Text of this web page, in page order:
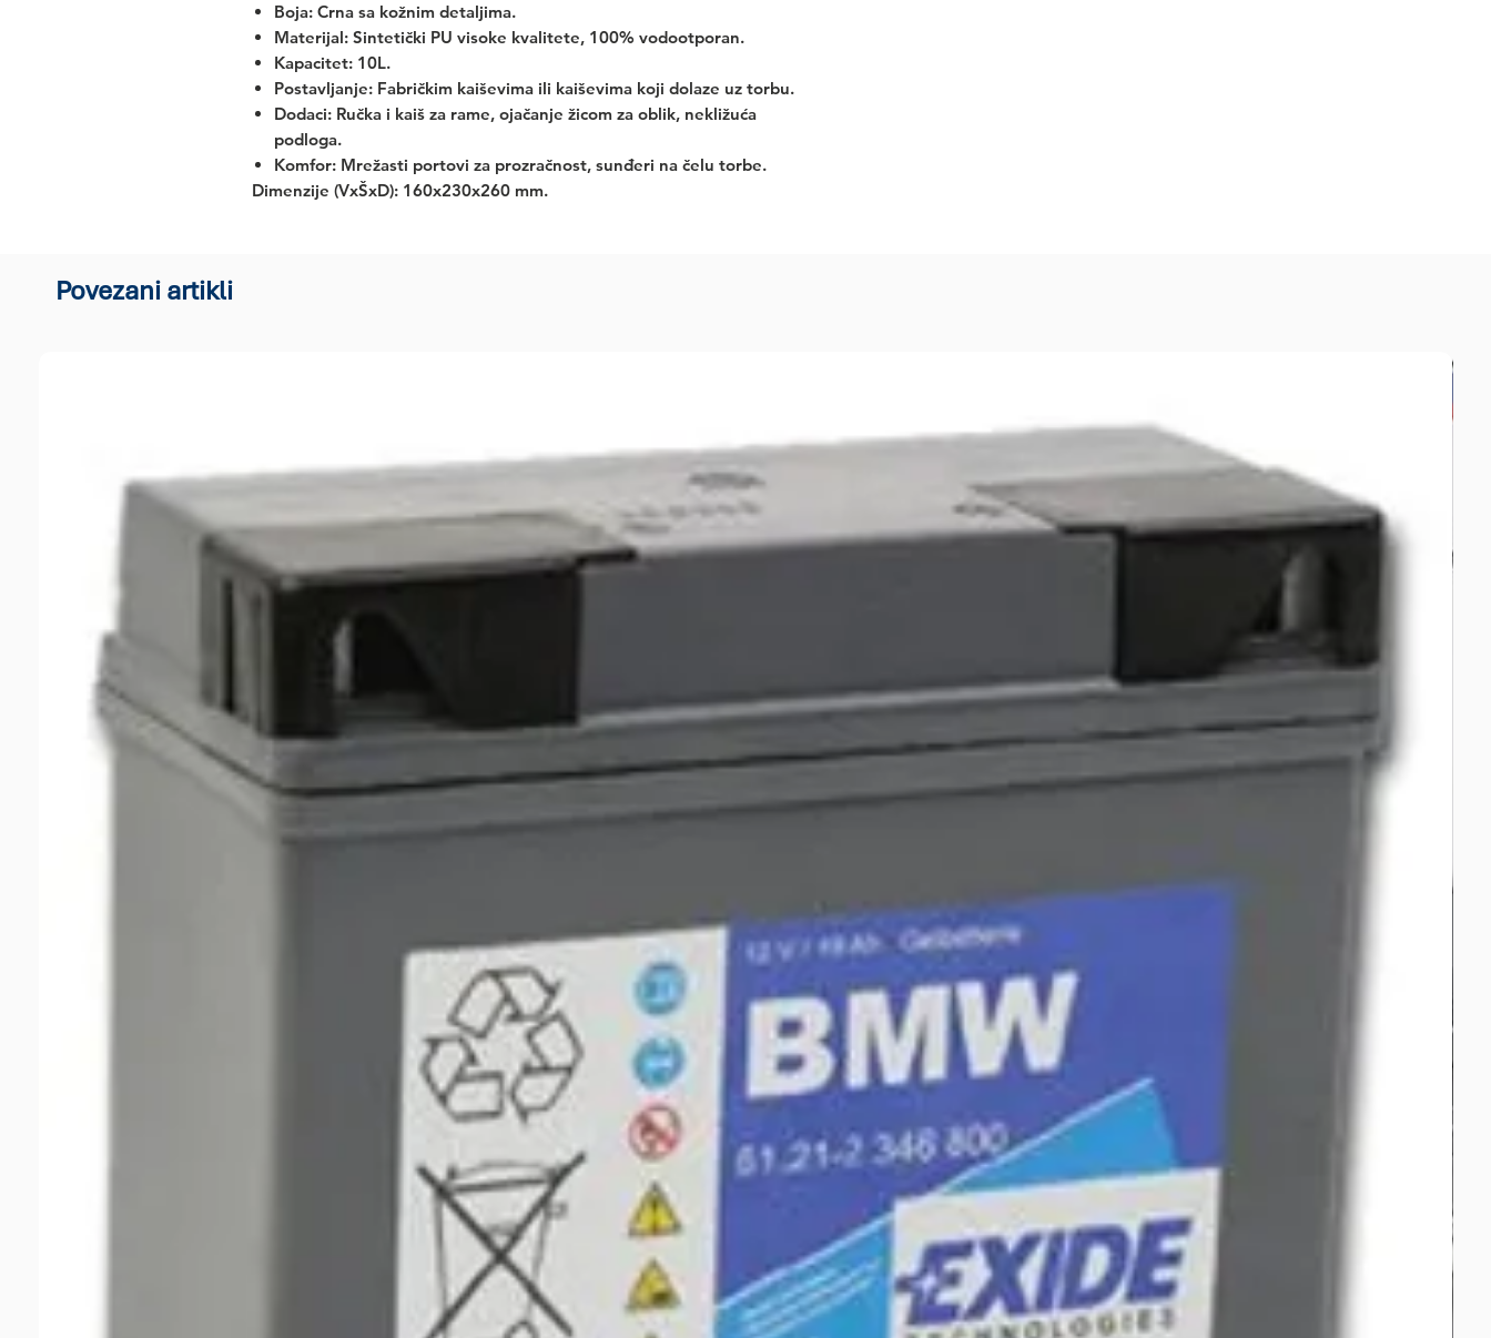
Boja: Crna sa kožnim detaljima.
Materijal: Sintetički PU visoke kvalitete, 100% vodootporan.
Kapacitet: 10L.
Postavljanje: Fabričkim kaiševima ili kaiševima koji dolaze uz torbu.
Dodaci: Ručka i kaiš za rame, ojačanje žicom za oblik, nekližuća
podloga.
Komfor: Mrežasti portovi za prozračnost, sunđeri na čelu torbe.
Dimenzije (VxŠxD): 160x230x260 mm.
Povezani artikli